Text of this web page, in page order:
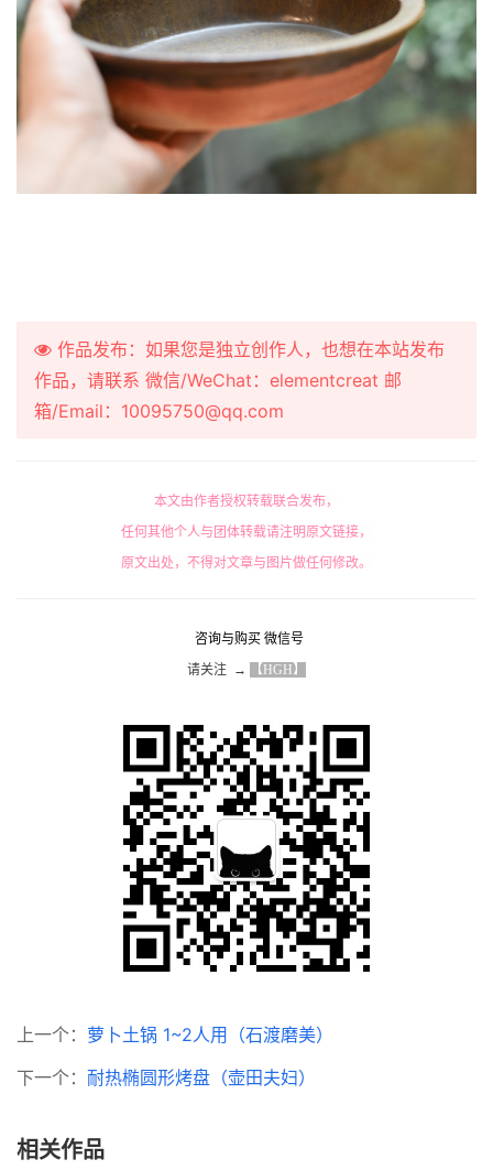
作品发布：如果您是独立创作人，也想在本站发布
作品，请联系 微信/WeChat：elementcreat 邮
箱/Email：10095750@qq.com
本文由作者授权转载联合发布，
任何其他个人与团体转载请注明原文链接，
原文出处，不得对文章与图片做任何修改。
咨询与购买 微信号
请关注  → 【HGH】
上一个： 萝卜土锅 1~2人用（石渡磨美）
下一个： 耐热椭圆形烤盘（壶田夫妇）
相关作品